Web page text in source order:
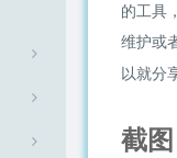
333
235
的工具
维护或
以就分
截图